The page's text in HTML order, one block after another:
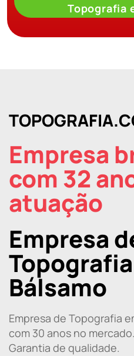
Topografia
Empresa
com 32
atuação
Empresa
Bálsamo
Empresa de Topografia
com 30 anos no
Garantia de qualidade.